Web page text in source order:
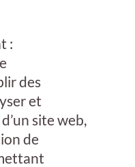
:
des
et
site web,
de